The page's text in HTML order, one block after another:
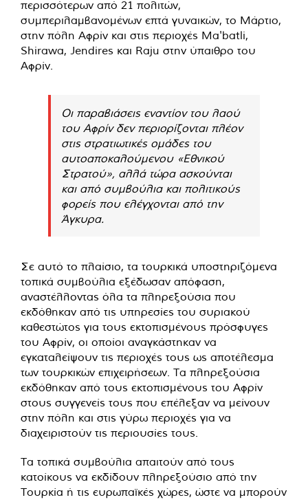
περισσότερων από 21 πολιτών,
συμπεριλαμβανομένων επτά γυναικών, το Μάρτιο,
στην πόλη Αφρίν και στις περιοχές Ma'batli,
Shirawa, Jendires και Raju στην ύπαιθρο του
Αφρίν.
Οι παραβιάσεις εναντίον του λαού
του Αφρίν δεν περιορίζονται πλέον
στις στρατιωτικές ομάδες του
αυτοαποκαλούμενου «Εθνικού
Στρατού», αλλά τώρα ασκούνται
και από συμβούλια και πολιτικούς
φορείς που ελέγχονται από την
Άγκυρα.
Σε αυτό το πλαίσιο, τα τουρκικά υποστηριζόμενα
τοπικά συμβούλια εξέδωσαν απόφαση,
αναστέλλοντας όλα τα πληρεξούσια που
εκδόθηκαν από τις υπηρεσίες του συριακού
καθεστώτος για τους εκτοπισμένους πρόσφυγες
του Αφρίν, οι οποίοι αναγκάστηκαν να
εγκαταλείψουν τις περιοχές τους ως αποτέλεσμα
των τουρκικών επιχειρήσεων. Τα πληρεξούσια
εκδόθηκαν από τους εκτοπισμένους του Αφρίν
στους συγγενείς τους που επέλεξαν να μείνουν
στην πόλη και στις γύρω περιοχές για να
διαχειριστούν τις περιουσίες τους.
Τα τοπικά συμβούλια απαιτούν από τους
κατοίκους να εκδίδουν πληρεξούσιο από την
Τουρκία ή τις ευρωπαϊκές χώρες, ώστε να μπορούν